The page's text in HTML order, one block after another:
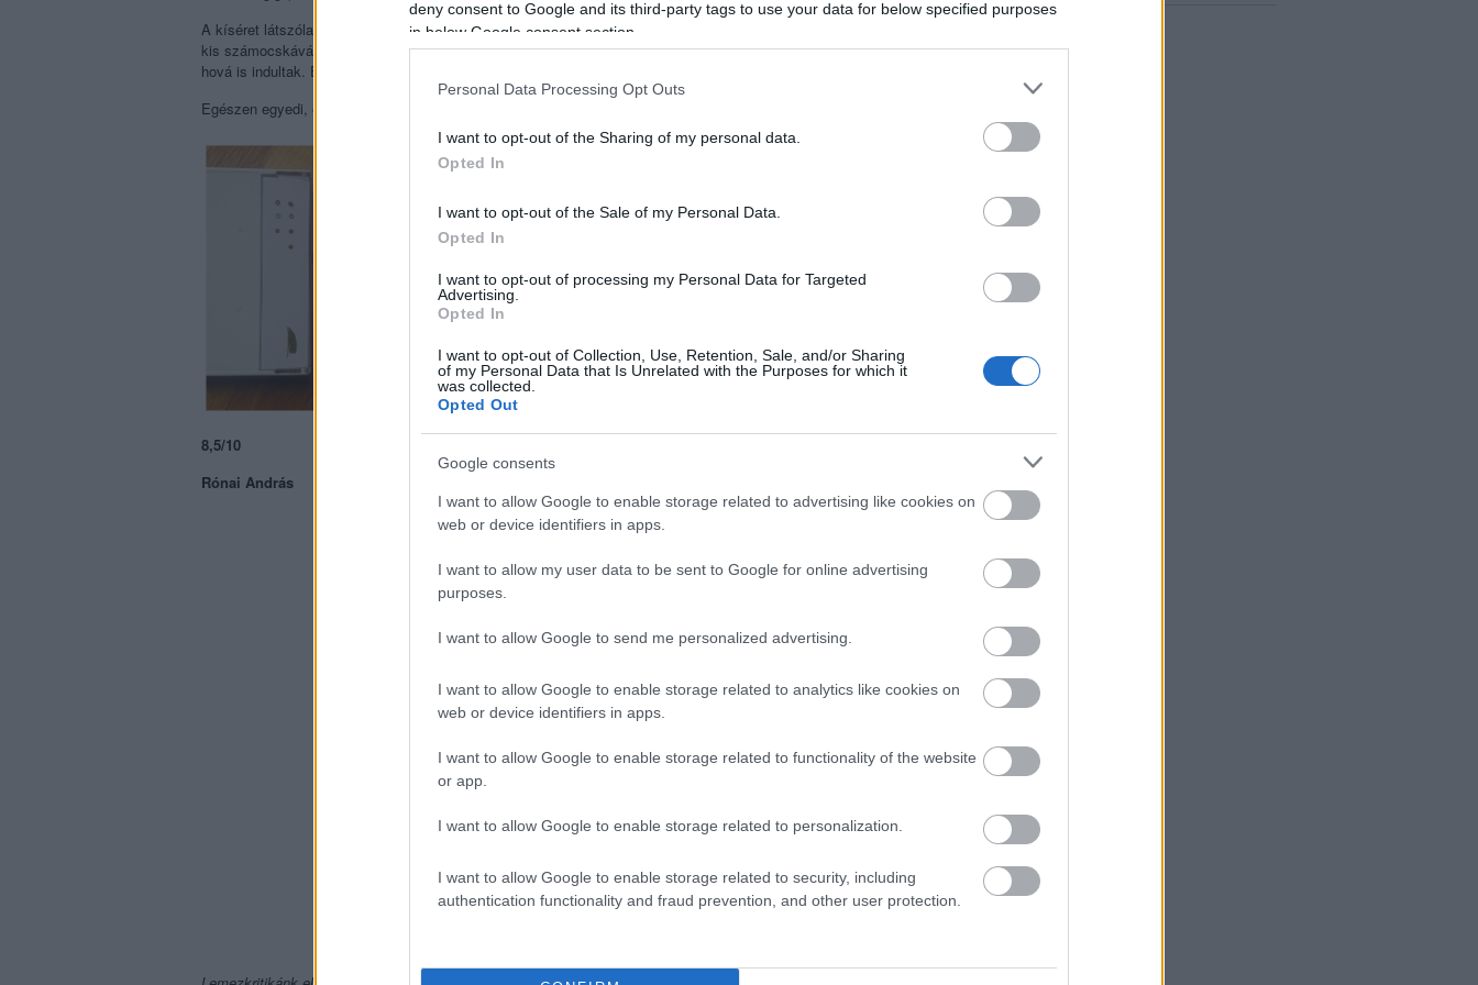
deny consent to Google and its third-party tags to use your data for below specified purposes
in below Google consent section.
Personal Data Processing Opt Outs
I want to opt-out of the Sharing of my personal data.
Opted In
I want to opt-out of the Sale of my Personal Data.
Opted In
I want to opt-out of processing my Personal Data for Targeted
Advertising.
Opted In
I want to opt-out of Collection, Use, Retention, Sale, and/or Sharing
of my Personal Data that Is Unrelated with the Purposes for which it
was collected.
Opted Out
Google consents
I want to allow Google to enable storage related to advertising like cookies on
web or device identifiers in apps.
I want to allow my user data to be sent to Google for online advertising
purposes.
I want to allow Google to send me personalized advertising.
I want to allow Google to enable storage related to analytics like cookies on
web or device identifiers in apps.
I want to allow Google to enable storage related to functionality of the website
or app.
I want to allow Google to enable storage related to personalization.
I want to allow Google to enable storage related to security, including
authentication functionality and fraud prevention, and other user protection.
A kíséret látszólag nem bonyolult: dobgép, reszelős és csipogó szintik próbálnak összeállni valami egyszerű
kis számocskává, de soha nem sikerül nekik, beleakadnak egymásba és saját magukba, eltérülnek, elfelejtik,
hová is indultak. Emiatt aztán végül kiismerhetetlenül telítettek lesznek ezek a számok.
Egészen egyedi, éjfekete humor hatja át nemcsak a szövegeket, hanem a zene egészét.
Előadó:Új Bála
Kiadó:Tanzprocesz
Műfaj:
szürreálkísérleti dalok
8,5/10
Rónai András